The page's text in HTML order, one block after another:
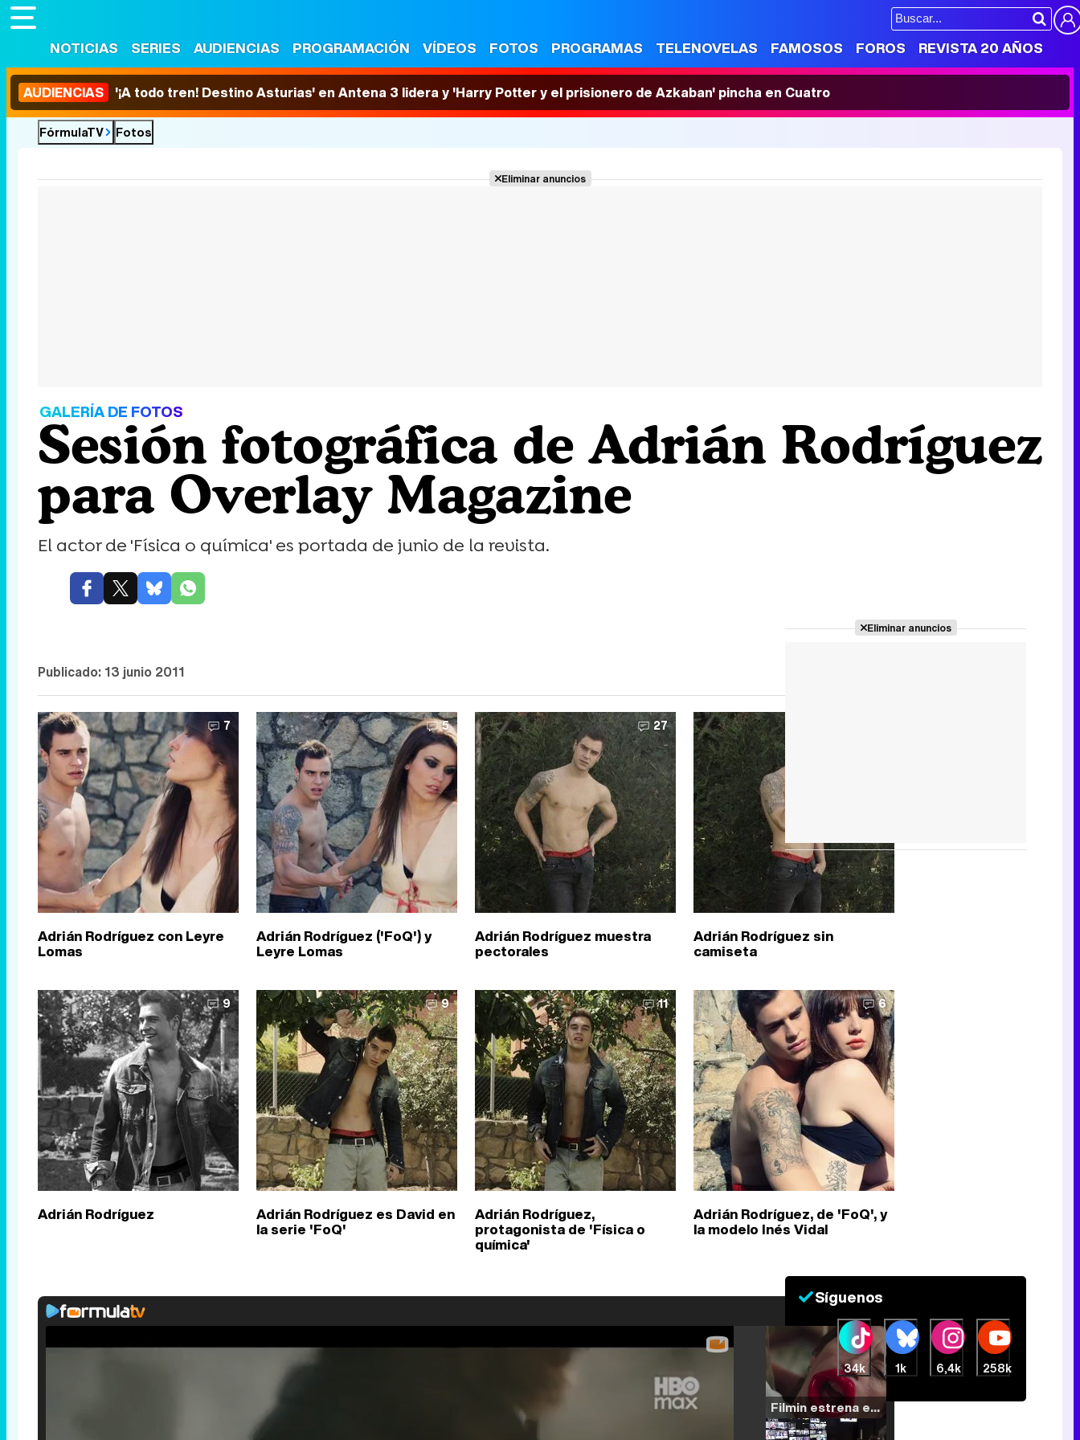
NOTICIAS SERIES AUDIENCIAS PROGRAMACIÓN VÍDEOS FOTOS PROGRAMAS TELENOVELAS FAMOSOS FOROS REVISTA 20 AÑOS
AUDIENCIAS '¡A todo tren! Destino Asturias' en Antena 3 lidera y 'Harry Potter y el prisionero de Azkaban' pincha en Cuatro
FórmulaTV Fotos
Eliminar anuncios
GALERÍA DE FOTOS
Sesión fotográfica de Adrián Rodríguez
para Overlay Magazine
El actor de 'Física o química' es portada de junio de la revista.
Publicado: 13 junio 2011
7
Adrián Rodríguez con Leyre
Lomas
5
Adrián Rodríguez ('FoQ') y
Leyre Lomas
27
Adrián Rodríguez muestra
pectorales
Adrián Rodríguez sin
camiseta
9
Adrián Rodríguez
Filmin estrena el tráiler de 'Millennial Mal', su nueva comedia universitaria de la mano de Lorena Iglesias
9
Adrián Rodríguez es David en
la serie 'FoQ'
11
Adrián Rodríguez,
protagonista de 'Física o
química'
6
Adrián Rodríguez, de 'FoQ', y
la modelo Inés Vidal
Eliminar anuncios
Síguenos
34k 1k 6,4k 258k